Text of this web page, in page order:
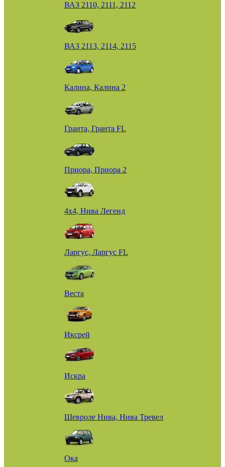
ВАЗ 2110, 2111, 2112
ВАЗ 2113, 2114, 2115
Калина, Калина 2
Гранта, Гранта FL
Приора, Приора 2
4х4, Нива Легенд
Ларгус, Ларгус FL
Веста
Иксрей
Искра
Шевроле Нива, Нива Тревел
Ока